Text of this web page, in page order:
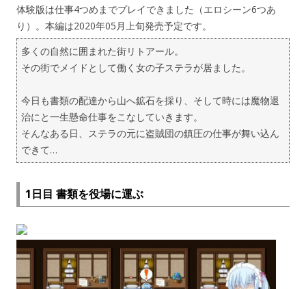
体験版は仕事4つめまでプレイできました（エロシーン6つあ
り）。本編は2020年05月上旬発売予定です。
多くの自然に囲まれた街リトアール。
その街でメイドとして働く女の子ステラが居ました。
今日も書類の配達から山へ鉱石を採り、そして時には魔物退
治にと一生懸命仕事をこなしていきます。
そんなある日、ステラの元に盗賊団の鎮圧の仕事が舞い込ん
できて…
1日目 書類を役場に運ぶ